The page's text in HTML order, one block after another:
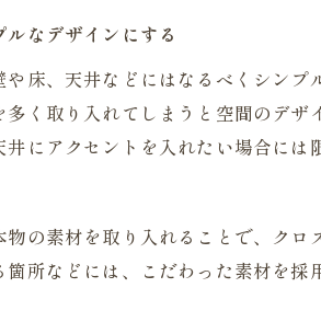
ルなデザインにする
床、天井などにはなるべくシン
く取り入れてしまうと空間のデ
にアクセントを入れたい場合に
の素材を取り入れることで、ク
所などには、こだわった素材を採